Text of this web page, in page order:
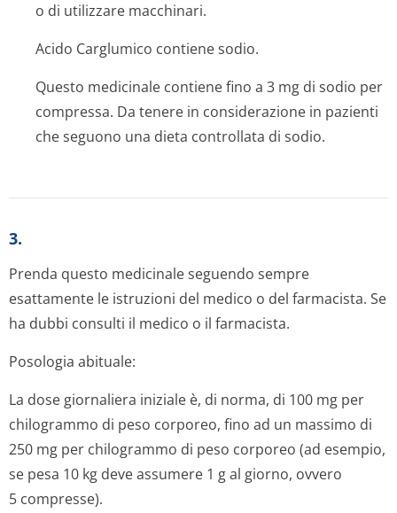
o di utilizzare macchinari.
Acido Carglumico contiene sodio.
Questo medicinale contiene fino a 3 mg di sodio per
compressa. Da tenere in considerazione in pazienti
che seguono una dieta controllata di sodio.
3.
Prenda questo medicinale seguendo sempre
esattamente le istruzioni del medico o del farmacista. Se
ha dubbi consulti il medico o il farmacista.
Posologia abituale:
La dose giornaliera iniziale è, di norma, di 100 mg per
chilogrammo di peso corporeo, fino ad un massimo di
250 mg per chilogrammo di peso corporeo (ad esempio,
se pesa 10 kg deve assumere 1 g al giorno, ovvero
5 compresse).